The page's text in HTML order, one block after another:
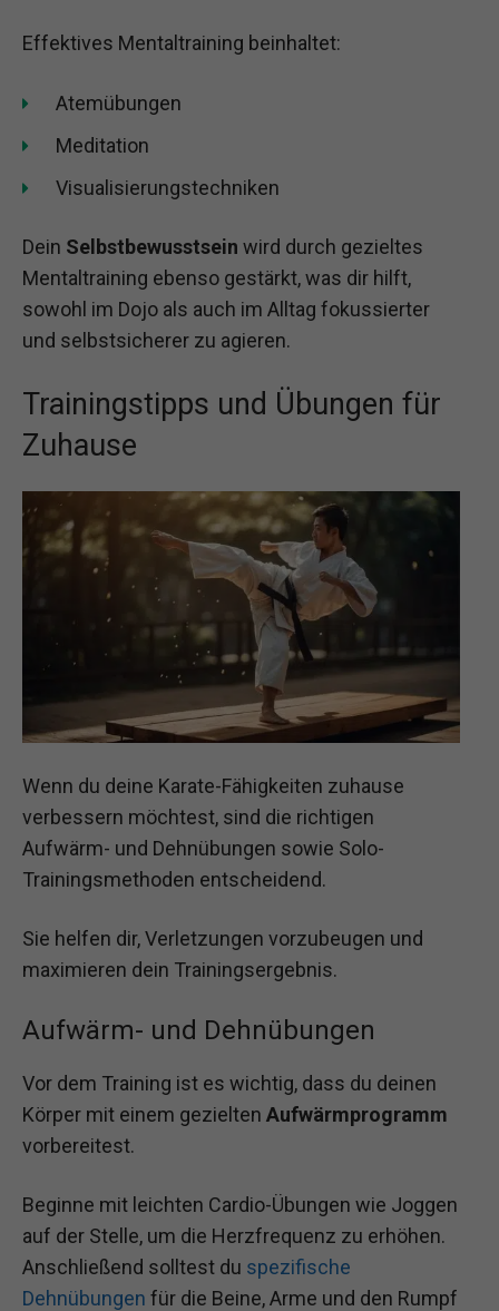
Effektives Mentaltraining beinhaltet:
Atemübungen
Meditation
Visualisierungstechniken
Dein Selbstbewusstsein wird durch gezieltes
Mentaltraining ebenso gestärkt, was dir hilft,
sowohl im Dojo als auch im Alltag fokussierter
und selbstsicherer zu agieren.
Trainingstipps und Übungen für
Zuhause
Wenn du deine Karate-Fähigkeiten zuhause
verbessern möchtest, sind die richtigen
Aufwärm- und Dehnübungen sowie Solo-
Trainingsmethoden entscheidend.
Sie helfen dir, Verletzungen vorzubeugen und
maximieren dein Trainingsergebnis.
Aufwärm- und Dehnübungen
Vor dem Training ist es wichtig, dass du deinen
Körper mit einem gezielten Aufwärmprogramm
vorbereitest.
Beginne mit leichten Cardio-Übungen wie Joggen
auf der Stelle, um die Herzfrequenz zu erhöhen.
Anschließend solltest du spezifische
Dehnübungen für die Beine, Arme und den Rumpf